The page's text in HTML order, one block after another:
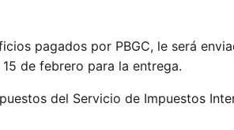
pagados por PBGC, le será
de febrero para la entrega.
del Servicio de Impuestos